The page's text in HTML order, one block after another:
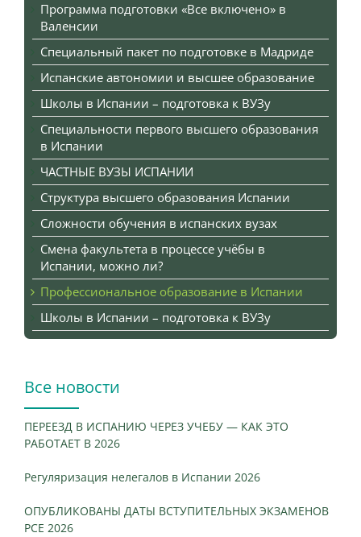
Программа подготовки «Все включено» в
Валенсии
Специальный пакет по подготовке в Мадриде
Испанские автономии и высшее образование
Школы в Испании – подготовка к ВУЗу
Специальности первого высшего образования
в Испании
ЧАСТНЫЕ ВУЗЫ ИСПАНИИ
Структура высшего образования Испании
Сложности обучения в испанских вузах
Смена факультета в процессе учёбы в
Испании, можно ли?
Профессиональное образование в Испании
Школы в Испании – подготовка к ВУЗу
Все новости
ПЕРЕЕЗД В ИСПАНИЮ ЧЕРЕЗ УЧЕБУ — КАК ЭТО
РАБОТАЕТ В 2026
Регуляризация нелегалов в Испании 2026
ОПУБЛИКОВАНЫ ДАТЫ ВСТУПИТЕЛЬНЫХ ЭКЗАМЕНОВ
PCE 2026